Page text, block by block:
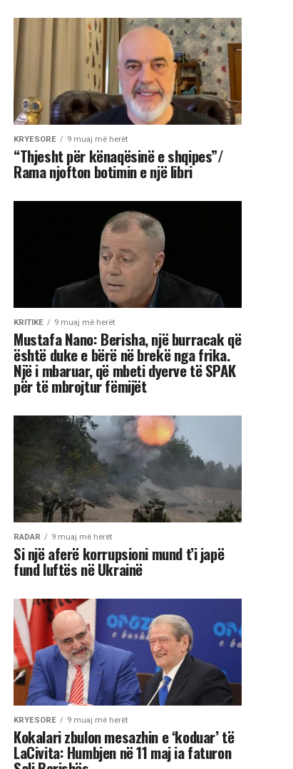
KRYESORE 9 muaj më herët
“Thjesht për kënaqësinë e shqipes”/
Rama njofton botimin e një libri
KRITIKE 9 muaj më herët
Mustafa Nano: Berisha, një burracak që
është duke e bërë në brekë nga frika.
Një i mbaruar, që mbeti dyerve të SPAK
për të mbrojtur fëmijët
RADAR 9 muaj më herët
Si një aferë korrupsioni mund t’i japë
fund luftës në Ukrainë
KRYESORE 9 muaj më herët
Kokalari zbulon mesazhin e ‘koduar’ të
LaCivita: Humbjen në 11 maj ia faturon